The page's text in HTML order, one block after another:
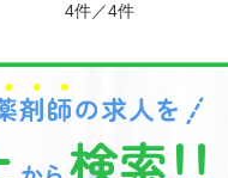
4件／4件